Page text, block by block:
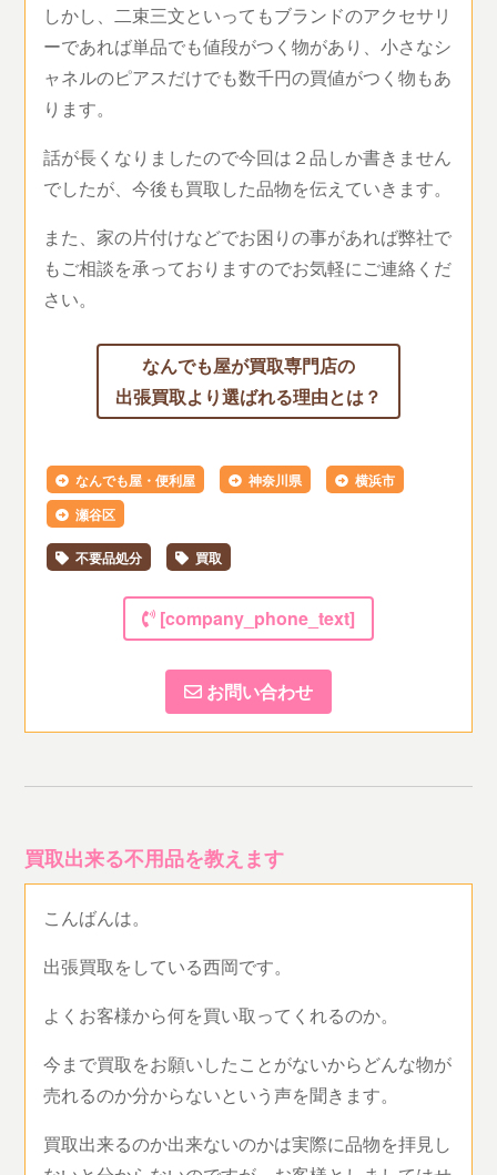
しかし、二束三文といってもブランドのアクセサリ
ーであれば単品でも値段がつく物があり、小さなシ
ャネルのピアスだけでも数千円の買値がつく物もあ
ります。
話が長くなりましたので今回は２品しか書きません
でしたが、今後も買取した品物を伝えていきます。
また、家の片付けなどでお困りの事があれば弊社で
もご相談を承っておりますのでお気軽にご連絡くだ
さい。
なんでも屋が買取専門店の
出張買取より選ばれる理由とは？
なんでも屋・便利屋 神奈川県
横浜市
瀬谷区
不要品処分 買取
[company_phone_text]
お問い合わせ
買取出来る不用品を教えます
こんばんは。
出張買取をしている西岡です。
よくお客様から何を買い取ってくれるのか。
今まで買取をお願いしたことがないからどんな物が
売れるのか分からないという声を聞きます。
買取出来るのか出来ないのかは実際に品物を拝見し